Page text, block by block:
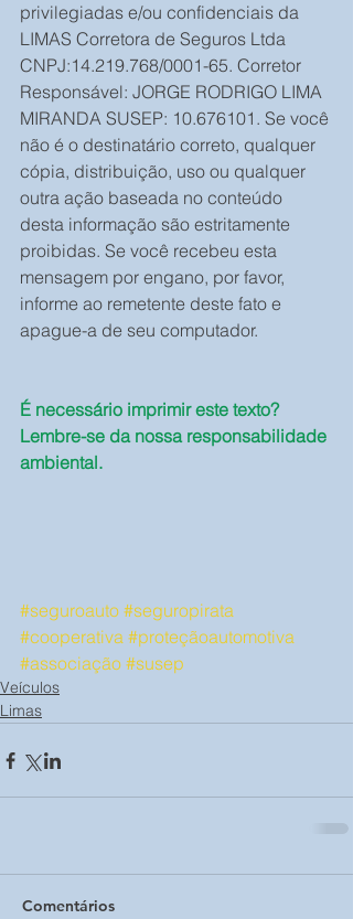
privilegiadas e/ou confidenciais da
LIMAS Corretora de Seguros Ltda
CNPJ:14.219.768/0001-65. Corretor
Responsável: JORGE RODRIGO LIMA
MIRANDA SUSEP: 10.676101. Se você
não é o destinatário correto, qualquer
cópia, distribuição, uso ou qualquer
outra ação baseada no conteúdo
desta informação são estritamente
proibidas. Se você recebeu esta
mensagem por engano, por favor,
informe ao remetente deste fato e
apague-a de seu computador.
É necessário imprimir este texto?
Lembre-se da nossa responsabilidade
ambiental.
#seguroauto #seguropirata
#cooperativa #proteçãoautomotiva
#associação #susep
Veículos
Limas
Comentários